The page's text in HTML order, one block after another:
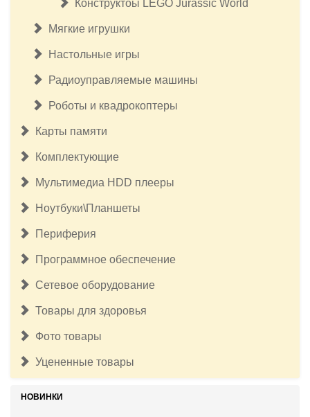
Конструктоы LEGO Jurassic World
Мягкие игрушки
Настольные игры
Радиоуправляемые машины
Роботы и квадрокоптеры
Карты памяти
Комплектующие
Мультимедиа HDD плееры
Ноутбуки\Планшеты
Периферия
Программное обеспечение
Сетевое оборудование
Товары для здоровья
Фото товары
Уцененные товары
НОВИНКИ